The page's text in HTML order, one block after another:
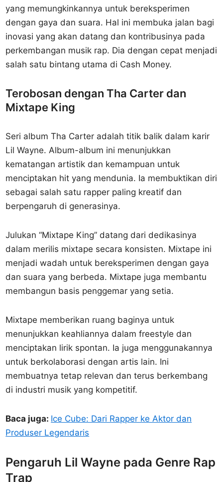
yang memungkinkannya untuk bereksperimen
dengan gaya dan suara. Hal ini membuka jalan bagi
inovasi yang akan datang dan kontribusinya pada
perkembangan musik rap. Dia dengan cepat menjadi
salah satu bintang utama di Cash Money.
Terobosan dengan Tha Carter dan
Mixtape King
Seri album Tha Carter adalah titik balik dalam karir
Lil Wayne. Album-album ini menunjukkan
kematangan artistik dan kemampuan untuk
menciptakan hit yang mendunia. Ia membuktikan diri
sebagai salah satu rapper paling kreatif dan
berpengaruh di generasinya.
Julukan “Mixtape King” datang dari dedikasinya
dalam merilis mixtape secara konsisten. Mixtape ini
menjadi wadah untuk bereksperimen dengan gaya
dan suara yang berbeda. Mixtape juga membantu
membangun basis penggemar yang setia.
Mixtape memberikan ruang baginya untuk
menunjukkan keahliannya dalam freestyle dan
menciptakan lirik spontan. Ia juga menggunakannya
untuk berkolaborasi dengan artis lain. Ini
membuatnya tetap relevan dan terus berkembang
di industri musik yang kompetitif.
Baca juga: Ice Cube: Dari Rapper ke Aktor dan
Produser Legendaris
Pengaruh Lil Wayne pada Genre Rap
Trap